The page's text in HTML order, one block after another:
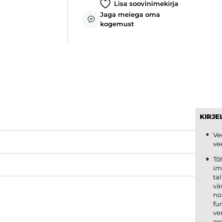
Lisa soovinimekirja
Jaga meiega oma
kogemust